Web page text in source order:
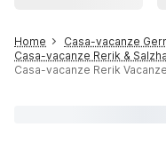
Home
Casa-vacanze
Casa-vacanze Rerik &
Casa-vacanze Rerik